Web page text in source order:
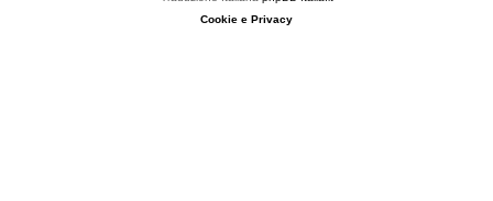
Cookie e Privacy